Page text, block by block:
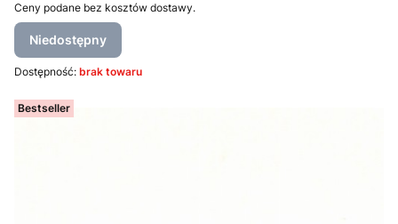
Ceny podane bez kosztów dostawy.
Niedostępny
Dostępność: brak towaru
Bestseller